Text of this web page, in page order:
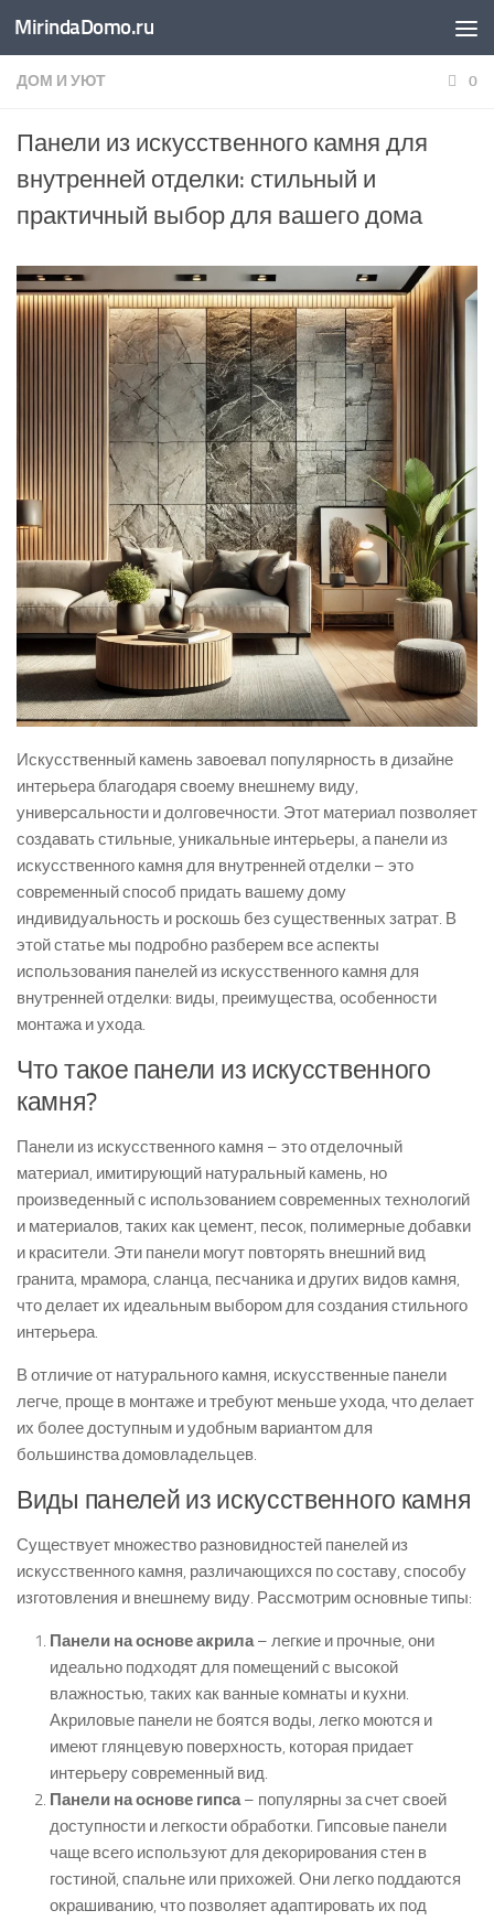
Перейти к содержимому
MirindaDomo.ru
ДОМ И УЮТ 0
Панели из искусственного камня для
внутренней отделки: стильный и
практичный выбор для вашего дома
Искусственный камень завоевал популярность в дизайне
интерьера благодаря своему внешнему виду,
универсальности и долговечности. Этот материал позволяет
создавать стильные, уникальные интерьеры, а панели из
искусственного камня для внутренней отделки – это
современный способ придать вашему дому
индивидуальность и роскошь без существенных затрат. В
этой статье мы подробно разберем все аспекты
использования панелей из искусственного камня для
внутренней отделки: виды, преимущества, особенности
монтажа и ухода.
Что такое панели из искусственного
камня?
Панели из искусственного камня – это отделочный
материал, имитирующий натуральный камень, но
произведенный с использованием современных технологий
и материалов, таких как цемент, песок, полимерные добавки
и красители. Эти панели могут повторять внешний вид
гранита, мрамора, сланца, песчаника и других видов камня,
что делает их идеальным выбором для создания стильного
интерьера.
В отличие от натурального камня, искусственные панели
легче, проще в монтаже и требуют меньше ухода, что делает
их более доступным и удобным вариантом для
большинства домовладельцев.
Виды панелей из искусственного камня
Существует множество разновидностей панелей из
искусственного камня, различающихся по составу, способу
изготовления и внешнему виду. Рассмотрим основные типы:
Панели на основе акрила– легкие и прочные, они
идеально подходят для помещений с высокой
влажностью, таких как ванные комнаты и кухни.
Акриловые панели не боятся воды, легко моются и
имеют глянцевую поверхность, которая придает
интерьеру современный вид.
Панели на основе гипса– популярны за счет своей
доступности и легкости обработки. Гипсовые панели
чаще всего используют для декорирования стен в
гостиной, спальне или прихожей. Они легко поддаются
окрашиванию, что позволяет адаптировать их под